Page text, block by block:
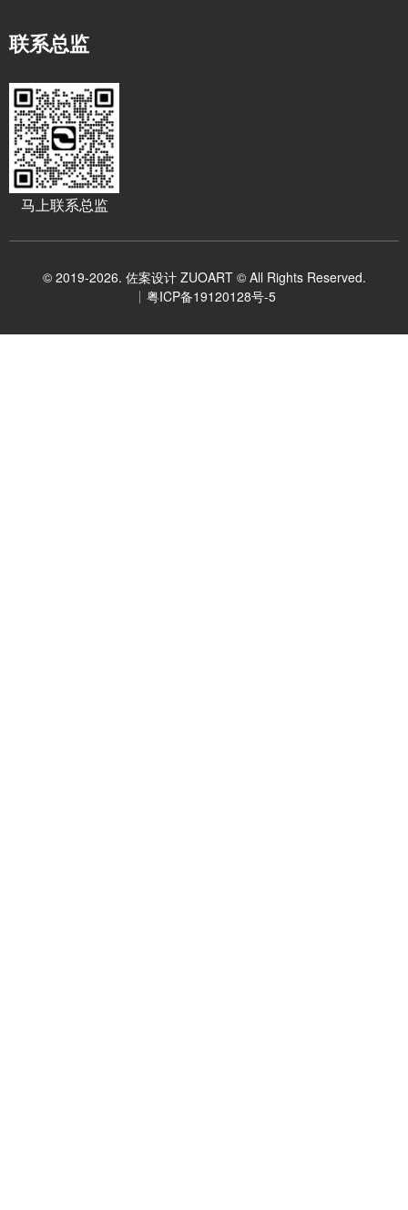
联系总监
马上联系总监
© 2019-2026. 佐案设计 ZUOART © All Rights Reserved.
粤ICP备19120128号-5